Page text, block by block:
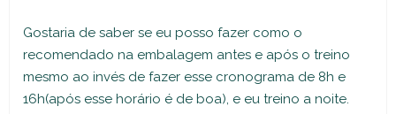
Gostaria de saber se eu posso fazer como o
recomendado na embalagem antes e após o treino
mesmo ao invés de fazer esse cronograma de 8h e
16h(após esse horário é de boa), e eu treino a noite.